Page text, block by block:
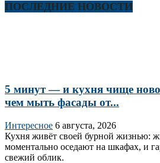
ПОСЛЕДНИЕ НОВОСТИ
5 минут — и кухня чище
чем мыть фасады от...
Интересное 6 августа, 2026
Кухня живёт своей бурной жизнью:
моментально оседают на шкафах, и
свежий облик.